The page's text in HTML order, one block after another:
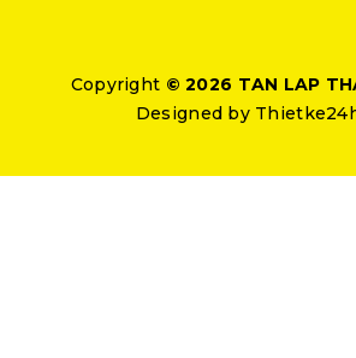
Copyright © 2026 TAN LAP
Designed by